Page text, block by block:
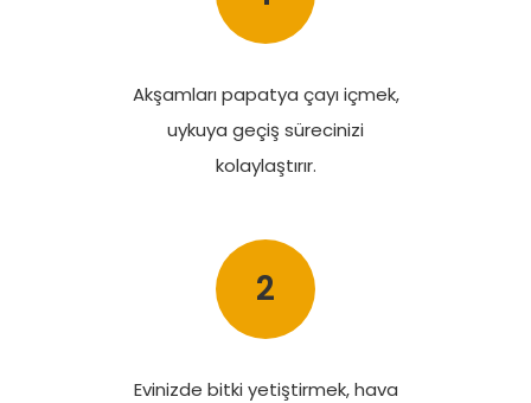
Akşamları papatya çayı içmek,
uykuya geçiş sürecinizi
kolaylaştırır.
2
Evinizde bitki yetiştirmek, hava